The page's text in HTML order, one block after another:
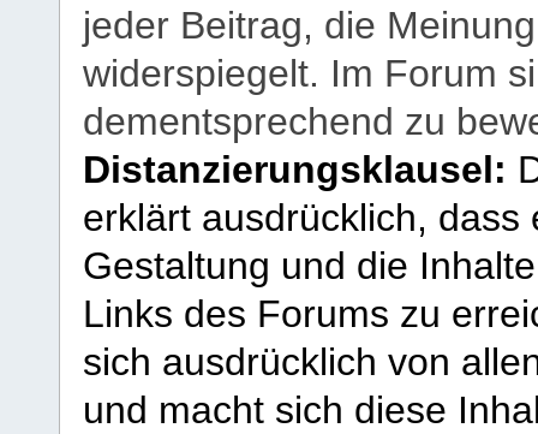
jeder Beitrag, die
widerspiegelt. Im Forum
dementsprechend zu
Distanzierungsklausel:
erklärt ausdrücklich,
Gestaltung und die
Links des Forums zu
sich ausdrücklich von
und macht sich diese